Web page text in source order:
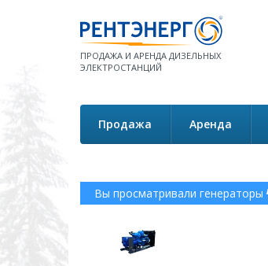
ПРОДАЖА И АРЕНДА ДИЗЕЛЬНЫХ
ЭЛЕКТРОСТАНЦИЙ
Продажа Аренда
Вы просматривали генераторы